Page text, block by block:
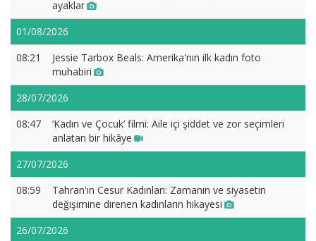
ayaklar
01/08/2026
08:21
Jessie Tarbox Beals: Amerika'nın ilk kadın foto
muhabiri
28/07/2026
08:47
‘Kadın ve Çocuk’ filmi: Aile içi şiddet ve zor seçimleri
anlatan bir hikâye
27/07/2026
08:59
Tahran'ın Cesur Kadınları: Zamanın ve siyasetin
değişimine direnen kadınların hikayesi
26/07/2026